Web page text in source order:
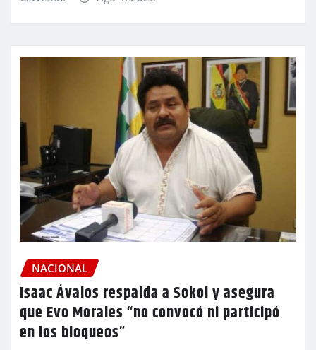
NACIONAL
Isaac Ávalos respalda a Sokol y asegura
que Evo Morales “no convocó ni participó
en los bloqueos”